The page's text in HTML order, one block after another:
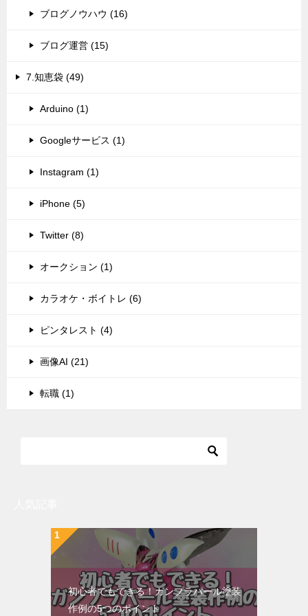
ブログノウハウ (16)
ブログ運営 (15)
7.知恵袋 (49)
Arduino (1)
Googleサービス (1)
Instagram (1)
iPhone (5)
Twitter (8)
オークション (1)
カラオケ・ボイトレ (6)
ピンタレスト (4)
画像AI (21)
転職 (1)
初心者でもできる！ガンプラパール塗装
作例の5つのポイント